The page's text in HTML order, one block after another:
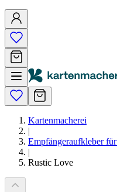
Kartenmacherei
|
Empfängeraufkleber
|
Rustic Love